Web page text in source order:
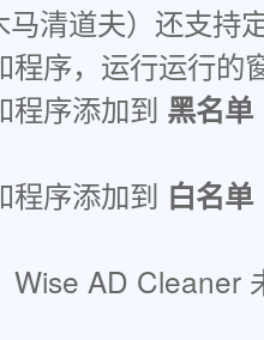
清道夫）还支持
程序，运行运行的
程序添加到 黑名单
程序添加到 白名单
Wise AD Cleaner